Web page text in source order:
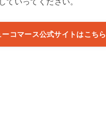
ーコマース公式サイトはこちら